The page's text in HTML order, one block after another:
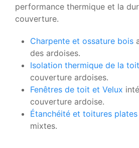
performance thermique et la
couverture.
Charpente et ossature bois
des ardoises.
Isolation thermique de la
couverture ardoises.
Fenêtres de toit et Velux
couverture ardoise.
Étanchéité et toitures plates
mixtes.